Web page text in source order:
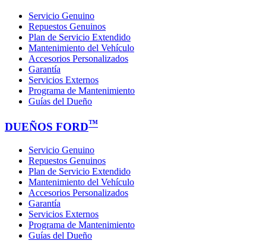
Servicio Genuino
Repuestos Genuinos
Plan de Servicio Extendido
Mantenimiento del Vehículo
Accesorios Personalizados
Garantía
Servicios Externos
Programa de Mantenimiento
Guías del Dueño
DUEÑOS FORD™
Servicio Genuino
Repuestos Genuinos
Plan de Servicio Extendido
Mantenimiento del Vehículo
Accesorios Personalizados
Garantía
Servicios Externos
Programa de Mantenimiento
Guías del Dueño